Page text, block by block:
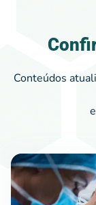
Conteúdos